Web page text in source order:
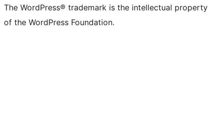
The WordPress® trademark is the intellectual property
of the WordPress Foundation.